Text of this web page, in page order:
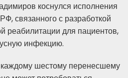
коснулся исполнения
связанного с разработкой
реабилитации для пациентов,
инфекцию.
шестому перенесшему